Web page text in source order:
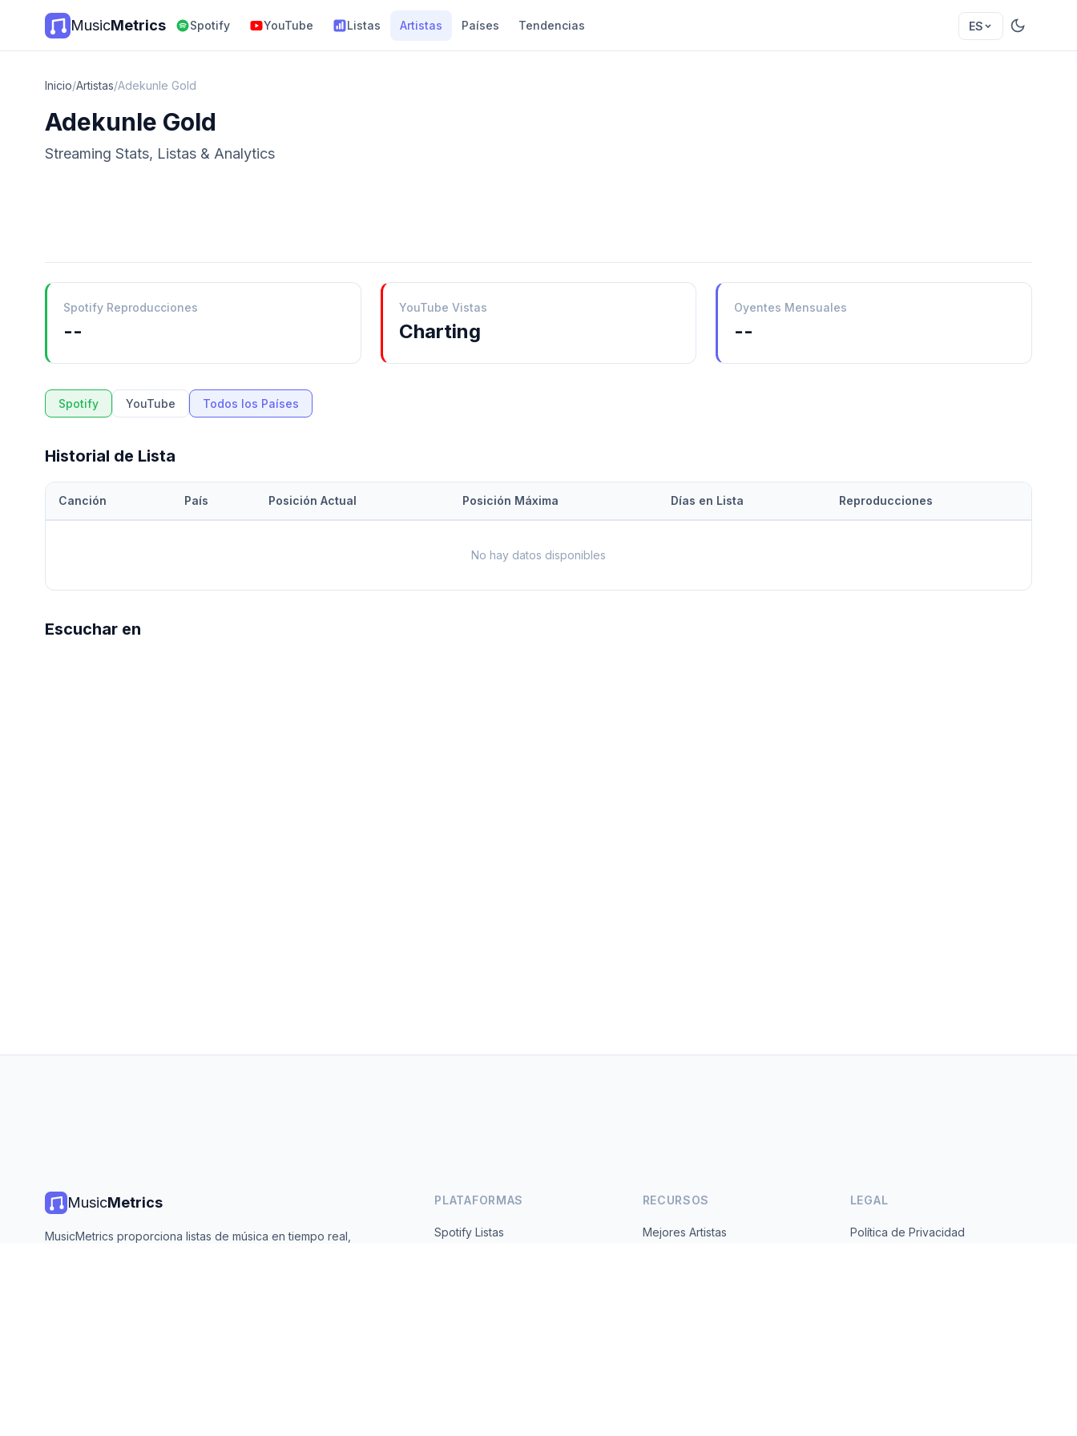
MusicMetrics Spotify YouTube Listas Artistas Países Tendencias ES
Inicio/Artistas/Adekunle Gold
Adekunle Gold
Streaming Stats, Listas & Analytics
Spotify Reproducciones
--
YouTube Vistas
Charting
Oyentes Mensuales
--
Spotify YouTube Todos los Países
Historial de Lista
Canción País Posición Actual Posición Máxima Días en Lista Reproducciones
No hay datos disponibles
Escuchar en
MusicMetrics
MusicMetrics proporciona listas de música en tiempo real,
PLATAFORMAS
Spotify Listas
RECURSOS
Mejores Artistas
LEGAL
Política de Privacidad